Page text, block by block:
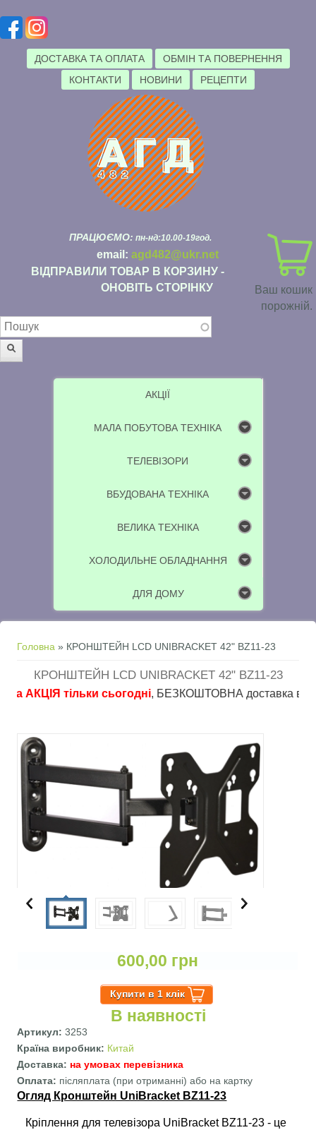
ДОСТАВКА ТА ОПЛАТА
ОБМІН ТА ПОВЕРНЕННЯ
КОНТАКТИ
НОВИНИ РЕЦЕПТИ
Ваш кошик
порожній.
ПРАЦЮЄМО: пн-нд:10.00-19год.
email: agd482@ukr.net
ВІДПРАВИЛИ ТОВАР В КОРЗИНУ -
ОНОВІТЬ СТОРІНКУ
Пошукова форма
АКЦІЇ
МАЛА ПОБУТОВА ТЕХНІКА
ТЕЛЕВІЗОРИ
ВБУДОВАНА ТЕХНІКА
ВЕЛИКА ТЕХНІКА
ХОЛОДИЛЬНЕ ОБЛАДНАННЯ
ДЛЯ ДОМУ
Ви є тут
Головна » КРОНШТЕЙН LCD UNIBRACKET 42" BZ11-23
КРОНШТЕЙН LCD UNIBRACKET 42" BZ11-23
АКЦІЯ тільки сьогодні, БЕЗКОШТОВНА доставка в
600,00 грн
В наявності
Артикул:3253
Країна виробник: Китай
Доставка: на умовах перевізника
Оплата: післяплата (при отриманні) або на картку
Огляд Кронштейн UniBracket BZ11-23
Кріплення для телевізора UniBracket BZ11-23 - це